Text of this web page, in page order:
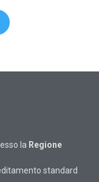
la Regione
standard